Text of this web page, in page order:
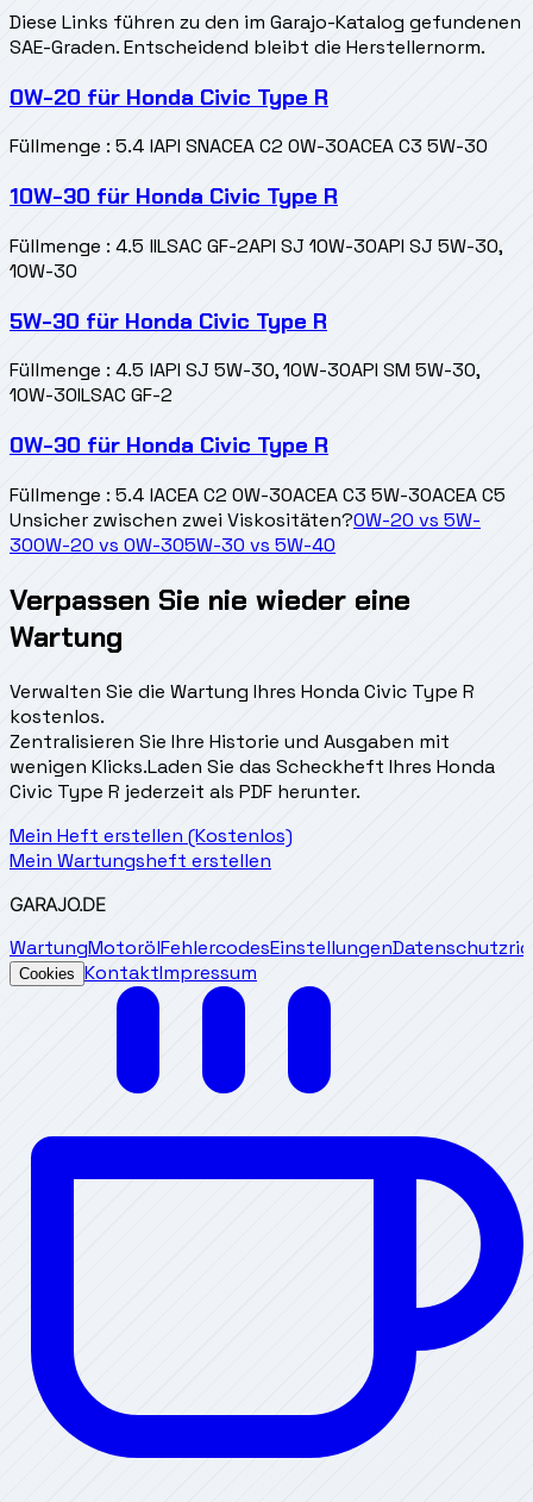
Diese Links führen zu den im Garajo-Katalog gefundenen
SAE-Graden. Entscheidend bleibt die Herstellernorm.
0W-20 für Honda Civic Type R
Füllmenge : 5.4 lAPI SNACEA C2 0W-30ACEA C3 5W-30
10W-30 für Honda Civic Type R
Füllmenge : 4.5 lILSAC GF-2API SJ 10W-30API SJ 5W-30,
10W-30
5W-30 für Honda Civic Type R
Füllmenge : 4.5 lAPI SJ 5W-30, 10W-30API SM 5W-30,
10W-30ILSAC GF-2
0W-30 für Honda Civic Type R
Füllmenge : 5.4 lACEA C2 0W-30ACEA C3 5W-30ACEA C5
Unsicher zwischen zwei Viskositäten?0W-20 vs 5W-
300W-20 vs 0W-305W-30 vs 5W-40
Verpassen Sie nie wieder eine
Wartung
Verwalten Sie die Wartung Ihres Honda Civic Type R
kostenlos.
Zentralisieren Sie Ihre Historie und Ausgaben mit
wenigen Klicks.Laden Sie das Scheckheft Ihres Honda
Civic Type R jederzeit als PDF herunter.
Mein Heft erstellen (Kostenlos)
Mein Wartungsheft erstellen
GARAJO.DE
WartungMotorölFehlercodesEinstellungen
Cookies KontaktImpressum